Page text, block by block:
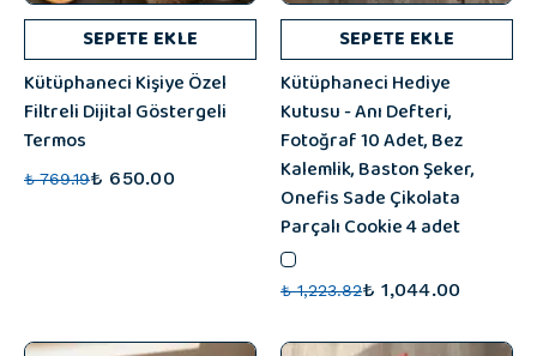
SEPETE EKLE
Kütüphaneci Kişiye Özel
Filtreli Dijital Göstergeli
Termos
₺ 769.19₺ 650.00
SEPETE EKLE
Kütüphaneci Hediye
Kutusu - Anı Defteri,
Fotoğraf 10 Adet, Bez
Kalemlik, Baston Şeker,
Onefis Sade Çikolata
Parçalı Cookie 4 adet
₺ 1,223.82₺ 1,044.00